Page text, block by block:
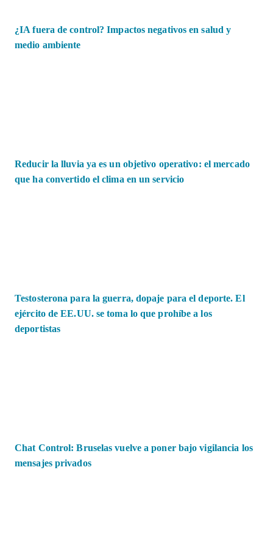
¿IA fuera de control? Impactos negativos en salud y
medio ambiente
Reducir la lluvia ya es un objetivo operativo: el mercado
que ha convertido el clima en un servicio
Testosterona para la guerra, dopaje para el deporte. El
ejército de EE.UU. se toma lo que prohíbe a los
deportistas
Chat Control: Bruselas vuelve a poner bajo vigilancia los
mensajes privados